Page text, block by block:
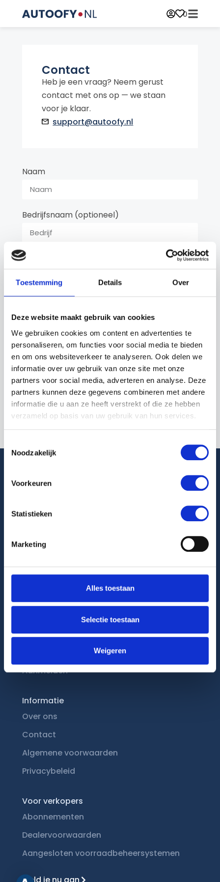
Toestemming Details Over
Deze website maakt gebruik van cookies
We gebruiken cookies om content en advertenties te
personaliseren, om functies voor social media te bieden
en om ons websiteverkeer te analyseren. Ook delen we
informatie over uw gebruik van onze site met onze
partners voor social media, adverteren en analyse. Deze
partners kunnen deze gegevens combineren met andere
informatie die u aan ze heeft verstrekt of die ze hebben
verzameld op basis van uw gebruik van hun services.
Noodzakelijk
Voorkeuren
Statistieken
Marketing
Alles toestaan
Selectie toestaan
Weigeren
0
Contact
Heb je een vraag? Neem gerust
contact met ons op — we staan
voor je klaar.
support@autoofy.nl
Naam
Bedrijfsnaam (optioneel)
Telefoonnummer
Bericht
Verstuur
volgende auto vindt.
Favorieten
Aanmelden
Informatie
Over ons
Contact
Algemene voorwaarden
Privacybeleid
Voor verkopers
Abonnementen
Dealervoorwaarden
Aangesloten voorraadbeheersystemen
Meld je nu aan